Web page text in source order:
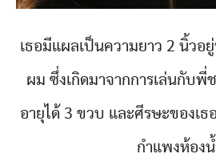
เธอมีแผลเป็นความยาว 2 นิ้วอ
ผม ซึ่งเกิดมาจากการเล่นกับพี่
อายุได้ 3 ขวบ และศีรษะของเ
กำแพงห้องน้